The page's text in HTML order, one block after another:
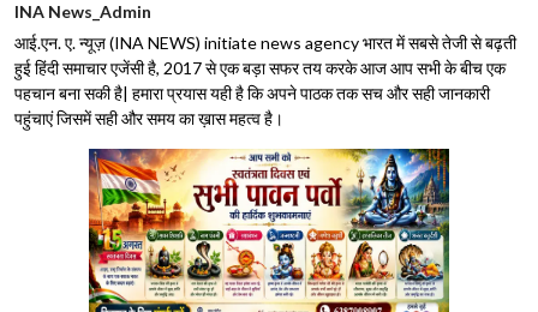
INA News_Admin
आई.एन. ए. न्यूज़ (INA NEWS) initiate news agency भारत में सबसे तेजी से बढ़ती
हुई हिंदी समाचार एजेंसी है, 2017 से एक बड़ा सफर तय करके आज आप सभी के बीच एक
पहचान बना सकी है| हमारा प्रयास यही है कि अपने पाठक तक सच और सही जानकारी
पहुंचाएं जिसमें सही और समय का ख़ास महत्व है।